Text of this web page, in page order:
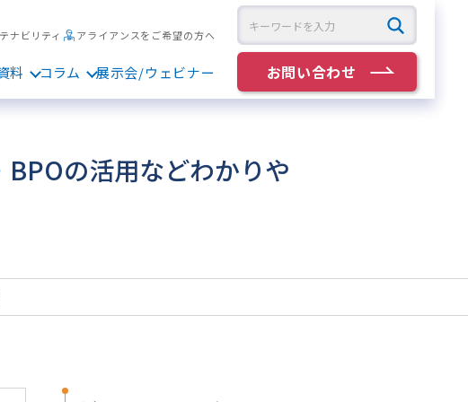
料 コラム 展示会/ウェビナー
ナビリティ アライアンスをご希望の方へ
お問い合わせ
の活用などわかりや